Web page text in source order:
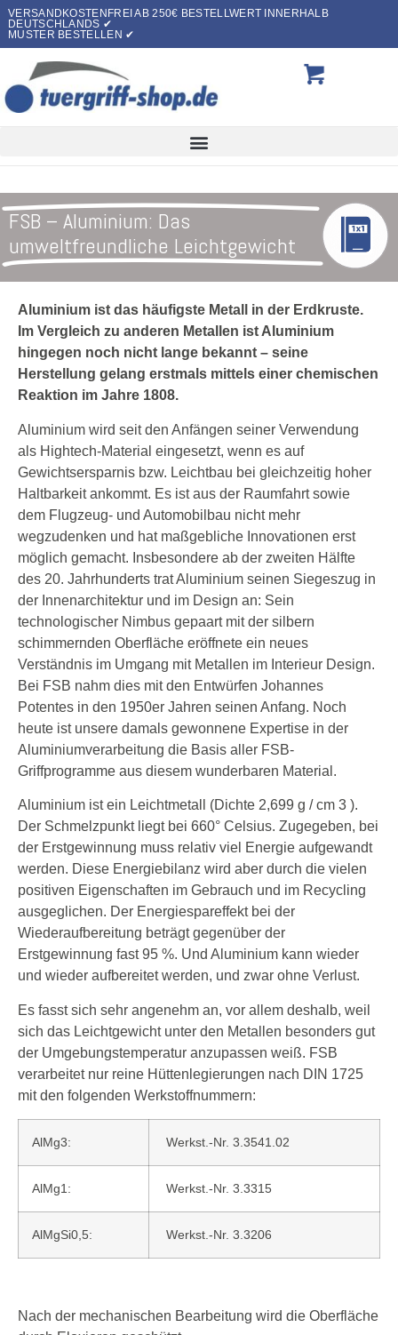
VERSANDKOSTENFREI AB 250€ BESTELLWERT INNERHALB
DEUTSCHLANDS ✔
MUSTER BESTELLEN ✔
FSB – Aluminium: Das
umweltfreundliche Leichtgewicht
Aluminium ist das häufigste Metall in der Erdkruste.
Im Vergleich zu anderen Metallen ist Aluminium
hingegen noch nicht lange bekannt – seine
Herstellung gelang erstmals mittels einer chemischen
Reaktion im Jahre 1808.
Aluminium wird seit den Anfängen seiner Verwendung
als Hightech-Material eingesetzt, wenn es auf
Gewichtsersparnis bzw. Leichtbau bei gleichzeitig hoher
Haltbarkeit ankommt. Es ist aus der Raumfahrt sowie
dem Flugzeug- und Automobilbau nicht mehr
wegzudenken und hat maßgebliche Innovationen erst
möglich gemacht. Insbesondere ab der zweiten Hälfte
des 20. Jahrhunderts trat Aluminium seinen Siegeszug in
der Innenarchitektur und im Design an: Sein
technologischer Nimbus gepaart mit der silbern
schimmernden Oberfläche eröffnete ein neues
Verständnis im Umgang mit Metallen im Interieur Design.
Bei FSB nahm dies mit den Entwürfen Johannes
Potentes in den 1950er Jahren seinen Anfang. Noch
heute ist unsere damals gewonnene Expertise in der
Aluminiumverarbeitung die Basis aller FSB-
Griffprogramme aus diesem wunderbaren Material.
Aluminium ist ein Leichtmetall (Dichte 2,699 g / cm 3 ).
Der Schmelzpunkt liegt bei 660° Celsius. Zugegeben, bei
der Erstgewinnung muss relativ viel Energie aufgewandt
werden. Diese Energiebilanz wird aber durch die vielen
positiven Eigenschaften im Gebrauch und im Recycling
ausgeglichen. Der Energiespareffekt bei der
Wiederaufbereitung beträgt gegenüber der
Erstgewinnung fast 95 %. Und Aluminium kann wieder
und wieder aufbereitet werden, und zwar ohne Verlust.
Es fasst sich sehr angenehm an, vor allem deshalb, weil
sich das Leichtgewicht unter den Metallen besonders gut
der Umgebungstemperatur anzupassen weiß. FSB
verarbeitet nur reine Hüttenlegierungen nach DIN 1725
mit den folgenden Werkstoffnummern:
AlMg3: Werkst.-Nr. 3.3541.02
AlMg1: Werkst.-Nr. 3.3315
AlMgSi0,5: Werkst.-Nr. 3.3206
Nach der mechanischen Bearbeitung wird die Oberfläche